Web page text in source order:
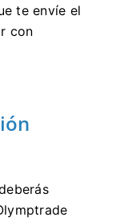
te envíe el
con